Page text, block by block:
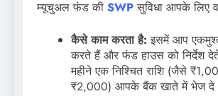
म्यूचुअल फंड की SWP सुविधा आपके लिए
कैसे काम करता है: इसमें आप
करते हैं और फंड हाउस को निर्देश
महीने एक निश्चित राशि (जैसे
₹2,000) आपके बैंक खाते में भेज